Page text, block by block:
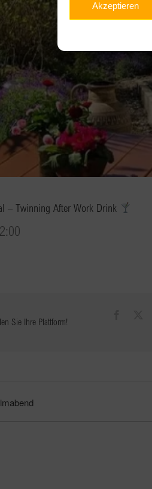
Akzeptieren
– Twinning After Work Drink
Sie Ihre Plattform!